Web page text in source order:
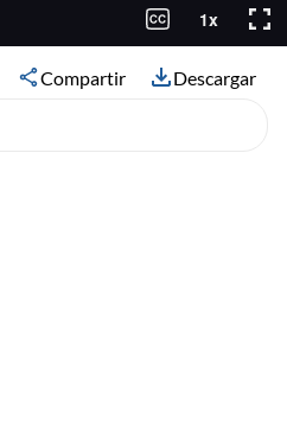
Compartir Descargar